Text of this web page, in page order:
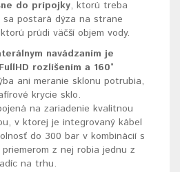
do prípojky, ktorú treba
postará dýza na strane
prúdi väčší objem vody.
navádzaním je
rozlíšením a 160°
ani meranie sklonu potrubia,
krycie sklo.
na zariadenie kvalitnou
v ktorej je integrovaný kábel
do 300 bar v kombinácií s
z nej robia jednu z
na trhu.